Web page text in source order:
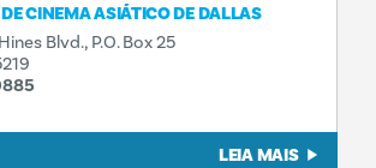
CINEMA ASIÁTICO DE DALLAS
Blvd., P.O. Box 25
LEIA MAIS